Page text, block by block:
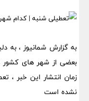
به گزارش شمانیوز ، به
زمان انتشار این خبر
نشده است